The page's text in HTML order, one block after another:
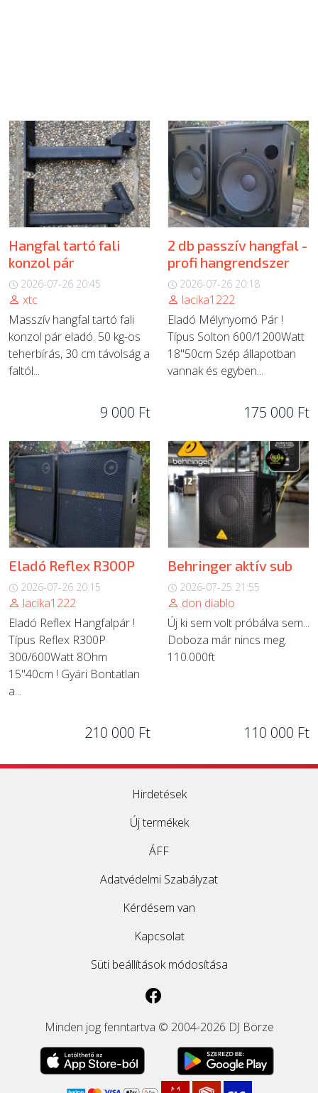
Hangfal tartó fali
konzol pár
2026-07-26 20:45
xtc
Masszív hangfal tartó fali
konzol pár eladó. 50 kg-os
teherbírás, 30 cm távolság a
faltól...
9 000 Ft
2 db passzív hangfal -
profi hangrendszer
2026-07-26 20:18
lacika1222
Eladó Mélynyomó Pár !
Típus Solton 600/1200Watt
18"50cm Szép állapotban
vannak és egyben...
175 000 Ft
Eladó Reflex R300P
2026-07-26 20:15
lacika1222
Eladó Reflex Hangfalpár !
Típus Reflex R300P
300/600Watt 8Ohm
15"40cm ! Gyári Bontatlan
a...
210 000 Ft
Behringer aktív sub
2026-07-25 21:55
don diablo
Új ki sem volt próbálva sem...
Doboza már nincs meg.
110.000ft
110 000 Ft
Hirdetések
Új termékek
ÁFF
Adatvédelmi Szabályzat
Kérdésem van
Kapcsolat
Süti beállítások módosítása
Minden jog fenntartva © 2004-2026 DJ Börze